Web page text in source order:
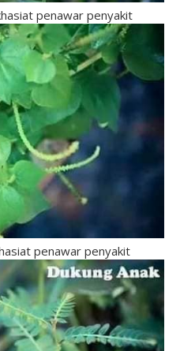
penawar penyakit
penawar penyakit